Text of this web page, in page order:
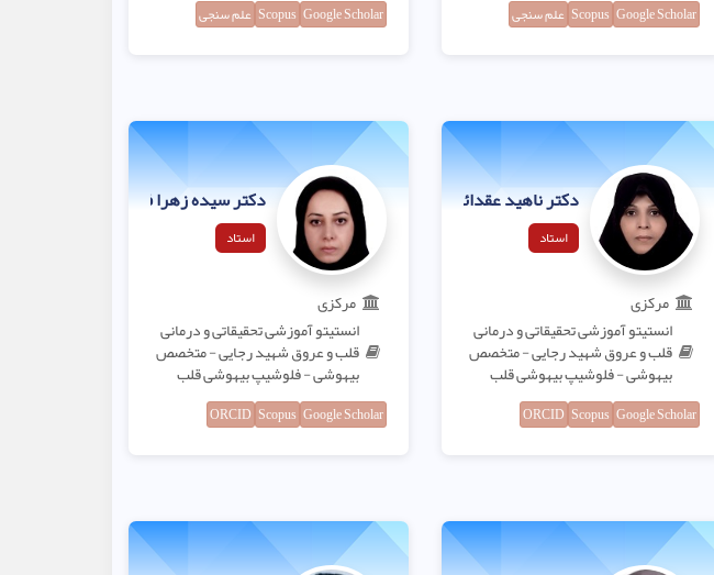
Google Scholar
Scopus علم سنجی Google Scholar
Scopus علم سنجی
دکتر ناهید عقدائی
استاد
مرکزی
انستیتو آموزشی تحقیقاتی و درمانی
قلب و عروق شهید رجایی - متخصص
بیهوشی - فلوشیپ بیهوشی قلب
Google Scholar
Scopus
ORCID
دکتر سیده زهرا فریطوس
استاد
مرکزی
انستیتو آموزشی تحقیقاتی و درمانی
قلب و عروق شهید رجایی - متخصص
بیهوشی - فلوشیپ بیهوشی قلب
Google Scholar
Scopus
ORCID